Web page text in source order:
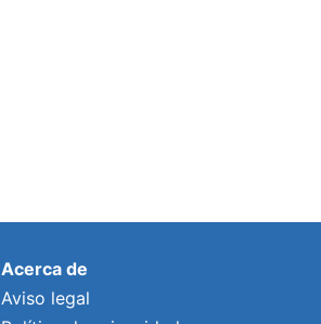
Acerca de
Aviso legal